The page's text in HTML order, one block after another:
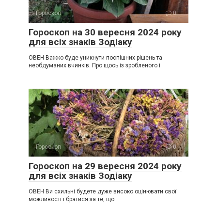
Гороскоп 0
Гороскоп на 30 вересня 2024 року
для всіх знаків Зодіаку
ОВЕН Важко буде уникнути поспішних рішень та
необдуманих вчинків. Про щось із зробленого і
Гороскоп 0
Гороскоп на 29 вересня 2024 року
для всіх знаків Зодіаку
ОВЕН Ви схильні будете дуже високо оцінювати свої
можливості і братися за те, що